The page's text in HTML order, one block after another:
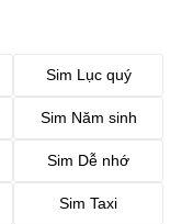
Sim Lục quý
Sim Năm sinh
Sim Dễ nhớ
Sim Taxi